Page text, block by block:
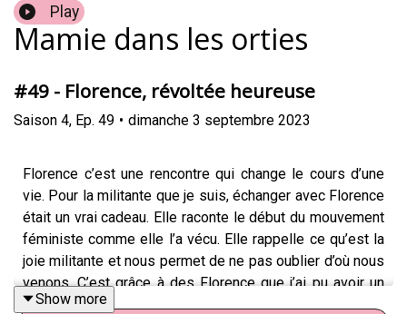
Play
Mamie dans les orties
#49 - Florence, révoltée heureuse
Saison 4, Ep. 49 • dimanche 3 septembre 2023
Florence c’est une rencontre qui change le cours d’une
vie. Pour la militante que je suis, échanger avec Florence
était un vrai cadeau. Elle raconte le début du mouvement
féministe comme elle l’a vécu. Elle rappelle ce qu’est la
joie militante et nous permet de ne pas oublier d’où nous
venons. C’est grâce à des Florence que j’ai pu avoir un
enfant quand je voulais. C’est un épisode particulier car
Show more